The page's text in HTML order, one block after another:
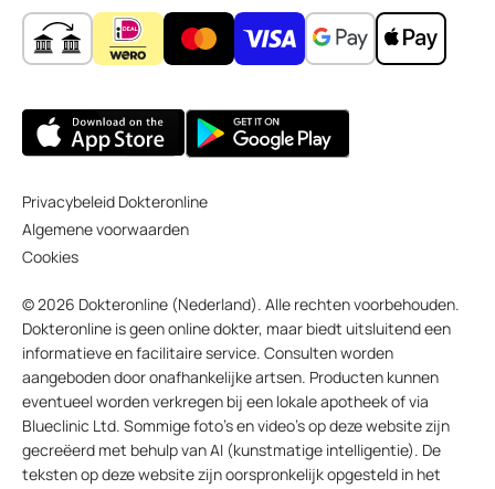
Privacybeleid Dokteronline
Algemene voorwaarden
Cookies
© 2026 Dokteronline (Nederland). Alle rechten voorbehouden.
Dokteronline is geen online dokter, maar biedt uitsluitend een
informatieve en facilitaire service. Consulten worden
aangeboden door onafhankelijke artsen. Producten kunnen
eventueel worden verkregen bij een lokale apotheek of via
Blueclinic Ltd. Sommige foto’s en video’s op deze website zijn
gecreëerd met behulp van AI (kunstmatige intelligentie). De
teksten op deze website zijn oorspronkelijk opgesteld in het